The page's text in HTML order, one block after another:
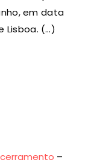
em data
Lisboa. (…)
–